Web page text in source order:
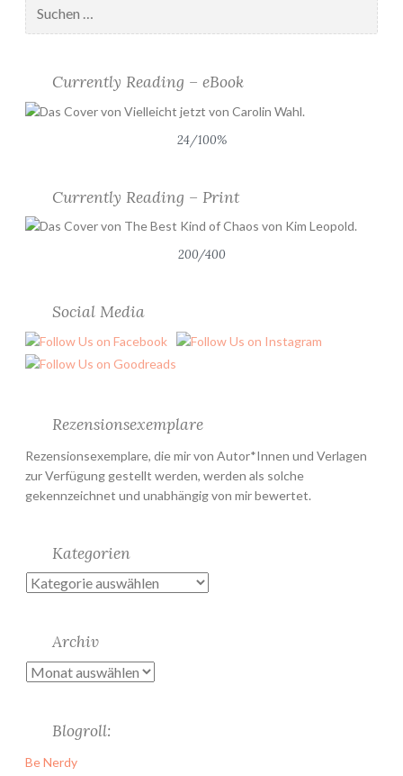
nach:
Currently Reading – eBook
24/100%
Currently Reading – Print
200/400
Social Media
Rezensionsexemplare
Rezensionsexemplare, die mir von Autor*Innen und Verlagen
zur Verfügung gestellt werden, werden als solche
gekennzeichnet und unabhängig von mir bewertet.
Kategorien
Kategorien
Archiv
Archiv
Blogroll:
Be Nerdy